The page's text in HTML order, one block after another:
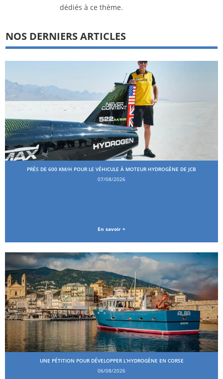
dédiés à ce thème.
NOS DERNIERS ARTICLES
PRÈS DE 600 KM/H POUR LE VÉHICULE À MOTEUR HYDROGÈNE DE JCB
07/08/2026
En savoir +
UNE PÉTITION POUR DÉVELOPPER L’HYDROGÈNE EN CORSE
06/08/2026